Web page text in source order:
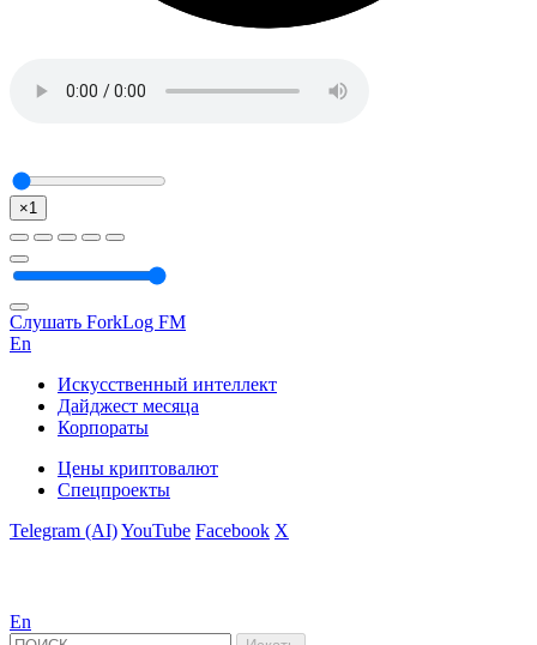
×1
Слушать ForkLog FM
En
Искусственный интеллект
Дайджест месяца
Корпораты
Цены криптовалют
Спецпроекты
Telegram (AI)YouTube Facebook X
En